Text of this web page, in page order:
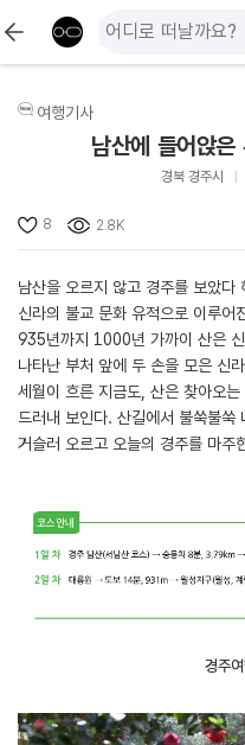
여행기사
남산에 들어앉은
경북 경주시
8 2.8K
남산을 오르지 않고 경주를 보았
신라의 불교 문화 유적으로 이루어
935년까지 1000년 가까이 산은
나타난 부처 앞에 두 손을 모은 신
세월이 흐른 지금도, 산은 찾아오
드러내 보인다. 산길에서 불쑥불쑥
거슬러 오르고 오늘의 경주를 마주
경주